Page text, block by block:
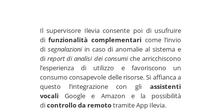
Il supervisore Ilevia consente poi di usufruire
difunzionalità complementari come l’invio
di segnalazioniin caso di anomalie al sistema e
di report di analisi dei consumiche arricchiscono
l’esperienza di utilizzo e favoriscono un
consumo consapevole delle risorse. Si affianca a
questo l’integrazione con gliassistenti
vocali Google e Amazon e la possibilità
dicontrollo da remototramite App Ilevia.